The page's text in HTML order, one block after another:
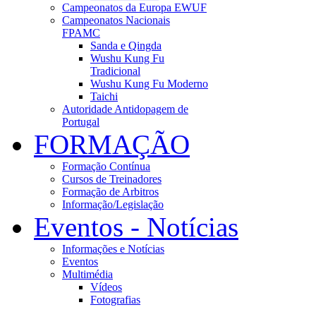
Campeonatos da Europa EWUF
Campeonatos Nacionais
FPAMC
Sanda e Qingda
Wushu Kung Fu
Tradicional
Wushu Kung Fu Moderno
Taichi
Autoridade Antidopagem de
Portugal
FORMAÇÃO
Formação Contínua
Cursos de Treinadores
Formação de Arbitros
Informação/Legislação
Eventos - Notícias
Informações e Notícias
Eventos
Multimédia
Vídeos
Fotografias